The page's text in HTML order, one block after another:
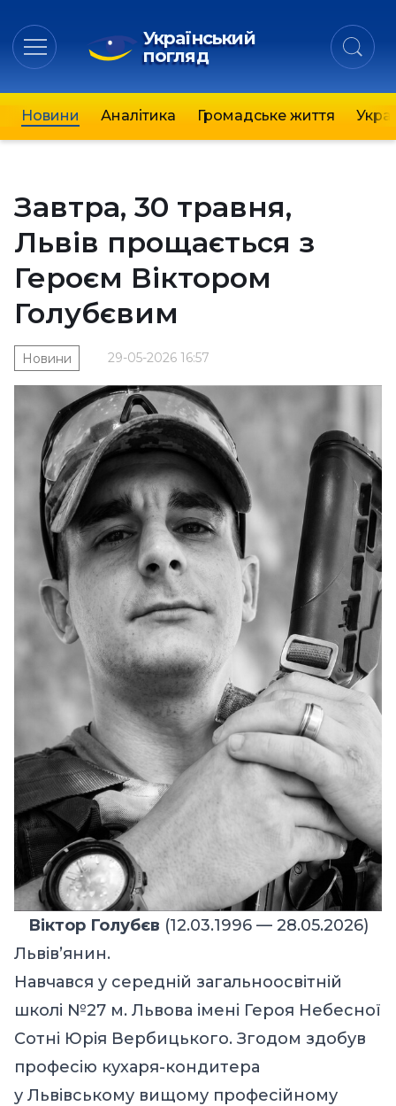
Український
погляд
Новини Аналітика Громадське життя
Завтра, 30 травня,
Львів прощається з
Героєм Віктором
Голубєвим
29-05-2026 16:57
Новини
Віктор Голубєв (12.03.1996 — 28.05.2026)
Львів’янин.
Навчався у середній загальноосвітній
школі №27 м. Львова імені Героя Небесної
Сотні Юрія Вербицького. Згодом здобув
професію кухаря-кондитера
у Львівському вищому професійному